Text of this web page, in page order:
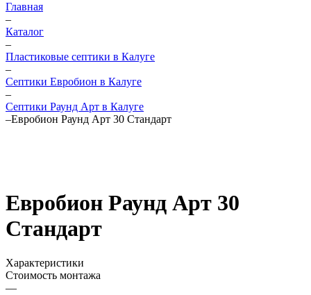
Главная
–
Каталог
–
Пластиковые септики в Калуге
–
Септики Евробион в Калуге
–
Септики Раунд Арт в Калуге
–Евробион Раунд Арт 30 Стандарт
Евробион Раунд Арт 30
Стандарт
Характеристики
Стоимость монтажа
—